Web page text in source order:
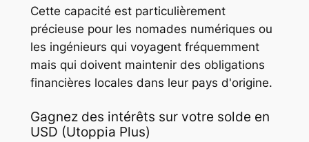
Cette capacité est particulièrement
précieuse pour les nomades numériques ou
les ingénieurs qui voyagent fréquemment
mais qui doivent maintenir des obligations
financières locales dans leur pays d'origine.
Gagnez des intérêts sur votre solde en
USD (Utoppia Plus)